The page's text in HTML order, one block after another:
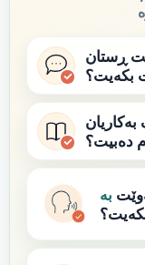
ڕستان
بکەیت؟
بەکاریان
دەبیت؟
بە